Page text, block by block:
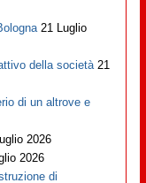
21 Luglio
della società 21
di un altrove e
2026
2026
di